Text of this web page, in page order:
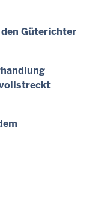
Güterichter